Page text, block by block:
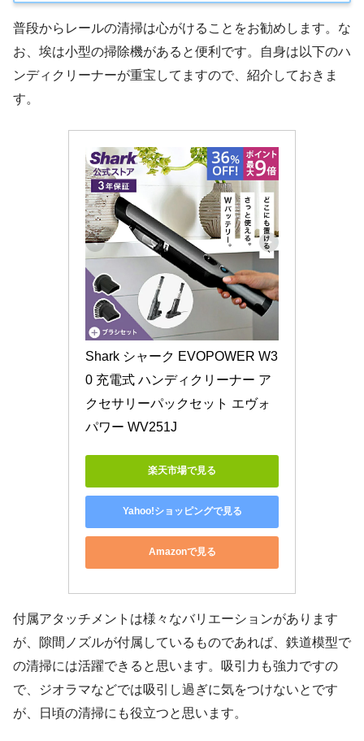
普段からレールの清掃は心がけることをお勧めします。な
お、埃は小型の掃除機があると便利です。自身は以下のハ
ンディクリーナーが重宝してますので、紹介しておきま
す。
Shark シャーク EVOPOWER W3
0 充電式 ハンディクリーナー ア
クセサリーパックセット エヴォ
パワー WV251J
楽天市場で見る
Yahoo!ショッピングで見る
Amazonで見る
付属アタッチメントは様々なバリエーションがあります
が、隙間ノズルが付属しているものであれば、鉄道模型で
の清掃には活躍できると思います。吸引力も強力ですの
で、ジオラマなどでは吸引し過ぎに気をつけないとです
が、日頃の清掃にも役立つと思います。